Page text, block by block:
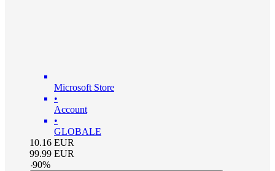
Microsoft Store
•
Account
•
GLOBALE
10.16 EUR
99.99 EUR
-90%